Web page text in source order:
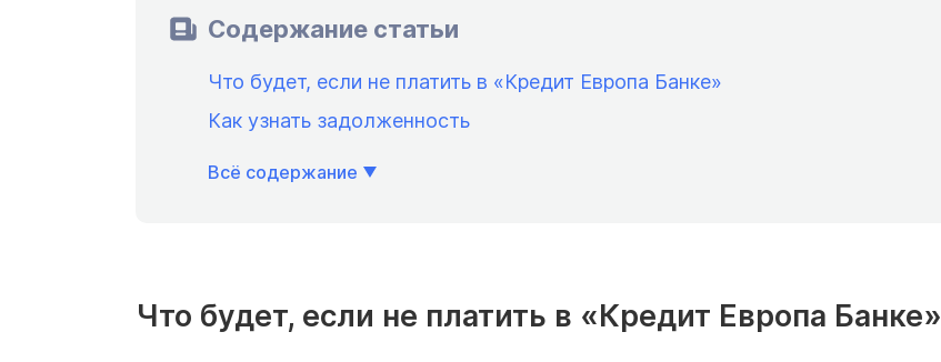
Содержание статьи
Что будет, если не платить в «Кредит Европа Банке»
Как узнать задолженность
Всё содержание
Что будет, если не платить в «Кредит Европа Банке»